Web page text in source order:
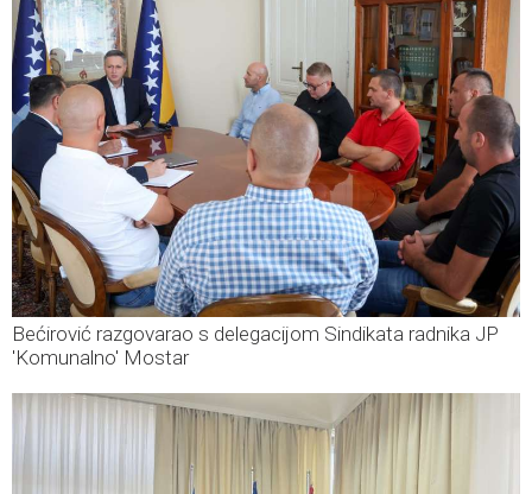
Bećirović razgovarao s delegacijom Sindikata radnika JP
'Komunalno' Mostar